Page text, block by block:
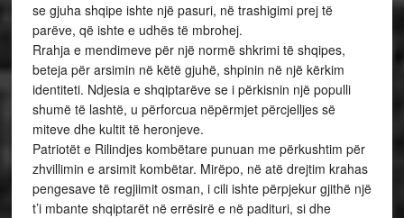
se gjuha shqipe ishte një pasuri, në trashigimi prej të
parëve, që ishte e udhës të mbrohej.
Rrahja e mendimeve për një normë shkrimi të shqipes,
beteja për arsimin në këtë gjuhë, shpinin në një kërkim
identiteti. Ndjesia e shqiptarëve se i përkisnin një populli
shumë të lashtë, u përforcua nëpërmjet përcjelljes së
miteve dhe kultit të heronjeve.
Patriotët e Rilindjes kombëtare punuan me përkushtim për
zhvillimin e arsimit kombëtar. Mirëpo, në atë drejtim krahas
pengesave të regjiimit osman, i cili ishte përpjekur gjithë një
t’i mbante shqiptarët në errësirë e në padituri, si dhe